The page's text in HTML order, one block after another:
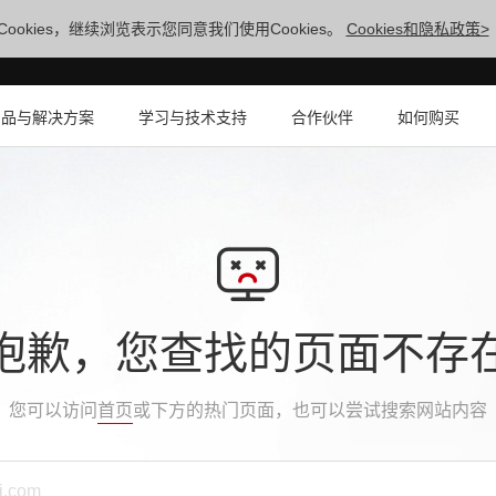
，继续浏览表示您同意我们使用Cookies。 Cookies和隐私政策>
与解决方案 学习与技术支持 合作伙伴 如何购买
歉，您查找的页面不存
您可以访问 首页或下方的热门页面，也可以尝试搜索网站内容